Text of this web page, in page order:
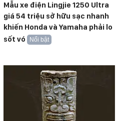
Mẫu xe điện Lingjie 1250 Ultra
giá 54 triệu sở hữu sạc nhanh
khiến Honda và Yamaha phải lo
sốt vó
Nổi bật